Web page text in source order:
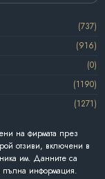
(737)
(916)
(0)
(1190)
(1271)
на фирмата през
отзиви, включени в
им. Данните са
пълна информация.